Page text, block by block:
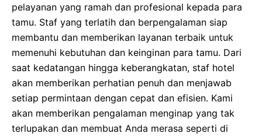
pelayanan yang ramah dan profesional kepada para
tamu. Staf yang terlatih dan berpengalaman siap
membantu dan memberikan layanan terbaik untuk
memenuhi kebutuhan dan keinginan para tamu. Dari
saat kedatangan hingga keberangkatan, staf hotel
akan memberikan perhatian penuh dan menjawab
setiap permintaan dengan cepat dan efisien. Kami
akan memberikan pengalaman menginap yang tak
terlupakan dan membuat Anda merasa seperti di